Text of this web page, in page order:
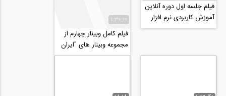
فیلم جلسه اول دوره آنلاین
آموزش کاربردی نرم افزار
PLAXIS 2D 2020
1:30:00
فیلم کامل وبینار چهارم از
مجموعه وبینار های "ایران
پس از کرونا چه شکلی...